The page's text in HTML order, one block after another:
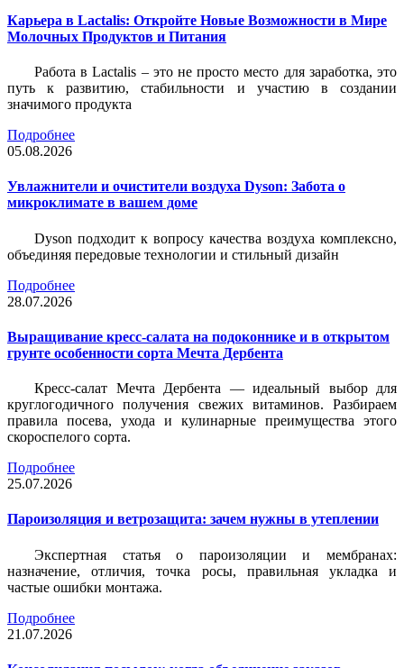
Карьера в Lactalis: Откройте Новые Возможности в Мире
Молочных Продуктов и Питания
Работа в Lactalis – это не просто место для заработка, это
путь к развитию, стабильности и участию в создании
значимого продукта
Подробнее
05.08.2026
Увлажнители и очистители воздуха Dyson: Забота о
микроклимате в вашем доме
Dyson подходит к вопросу качества воздуха комплексно,
объединяя передовые технологии и стильный дизайн
Подробнее
28.07.2026
Выращивание кресс-салата на подоконнике и в открытом
грунте особенности сорта Мечта Дербента
Кресс-салат Мечта Дербента — идеальный выбор для
круглогодичного получения свежих витаминов. Разбираем
правила посева, ухода и кулинарные преимущества этого
скороспелого сорта.
Подробнее
25.07.2026
Пароизоляция и ветрозащита: зачем нужны в утеплении
Экспертная статья о пароизоляции и мембранах:
назначение, отличия, точка росы, правильная укладка и
частые ошибки монтажа.
Подробнее
21.07.2026